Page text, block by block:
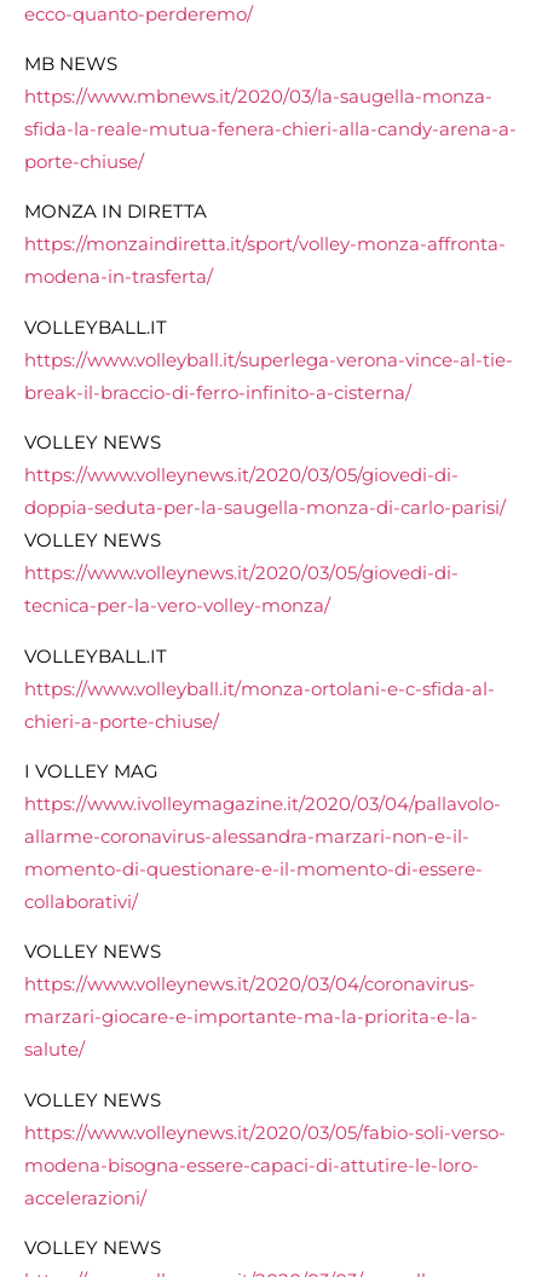
ecco-quanto-perderemo/
MB NEWS
https://www.mbnews.it/2020/03/la-saugella-monza-
sfida-la-reale-mutua-fenera-chieri-alla-candy-arena-a-
porte-chiuse/
MONZA IN DIRETTA
https://monzaindiretta.it/sport/volley-monza-affronta-
modena-in-trasferta/
VOLLEYBALL.IT
https://www.volleyball.it/superlega-verona-vince-al-tie-
break-il-braccio-di-ferro-infinito-a-cisterna/
VOLLEY NEWS
https://www.volleynews.it/2020/03/05/giovedi-di-
doppia-seduta-per-la-saugella-monza-di-carlo-parisi/
VOLLEY NEWS
https://www.volleynews.it/2020/03/05/giovedi-di-
tecnica-per-la-vero-volley-monza/
VOLLEYBALL.IT
https://www.volleyball.it/monza-ortolani-e-c-sfida-al-
chieri-a-porte-chiuse/
I VOLLEY MAG
https://www.ivolleymagazine.it/2020/03/04/pallavolo-
allarme-coronavirus-alessandra-marzari-non-e-il-
momento-di-questionare-e-il-momento-di-essere-
collaborativi/
VOLLEY NEWS
https://www.volleynews.it/2020/03/04/coronavirus-
marzari-giocare-e-importante-ma-la-priorita-e-la-
salute/
VOLLEY NEWS
https://www.volleynews.it/2020/03/05/fabio-soli-verso-
modena-bisogna-essere-capaci-di-attutire-le-loro-
accelerazioni/
VOLLEY NEWS